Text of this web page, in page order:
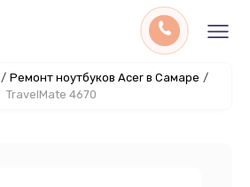
/ Ремонт ноутбуков Acer в Самаре /
TravelMate 4670